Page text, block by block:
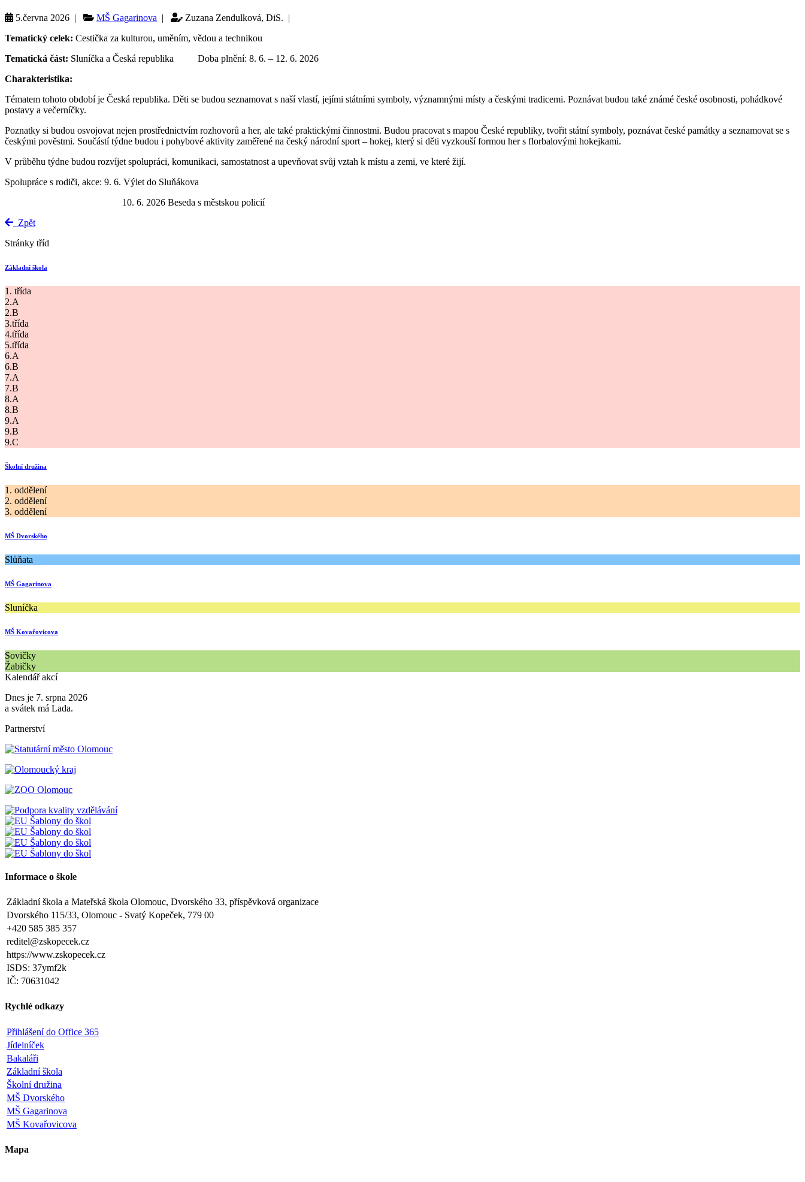
5.června 2026 | MŠ Gagarinova |
Zuzana Zendulková, DiS. |
Tematický celek: Cestička za kulturou, uměním, vědou a technikou
Tematická část: Sluníčka a Česká republika Doba plnění: 8. 6. – 12. 6. 2026
Charakteristika:
Tématem tohoto období je Česká republika. Děti se budou seznamovat s naší vlastí, jejími státními symboly, významnými místy a českými tradicemi. Poznávat budou také známé české osobnosti, pohádkové
postavy a večerníčky.
Poznatky si budou osvojovat nejen prostřednictvím rozhovorů a her, ale také praktickými činnostmi. Budou pracovat s mapou České republiky, tvořit státní symboly, poznávat české památky a seznamovat se s
českými pověstmi. Součástí týdne budou i pohybové aktivity zaměřené na český národní sport – hokej, který si děti vyzkouší formou her s florbalovými hokejkami.
V průběhu týdne budou rozvíjet spolupráci, komunikaci, samostatnost a upevňovat svůj vztah k místu a zemi, ve které žijí.
Spolupráce s rodiči, akce: 9. 6. Výlet do Sluňákova
10. 6. 2026 Beseda s městskou policií
Zpět
Stránky tříd
Základní škola
1. třída
2.A
2.B
3.třída
4.třída
5.třída
6.A
6.B
7.A
7.B
8.A
8.B
9.A
9.B
9.C
Školní družina
1. oddělení
2. oddělení
3. oddělení
MŠ Dvorského
Slůňata
MŠ Gagarinova
Sluníčka
MŠ Kovařovicova
Sovičky
Žabičky
Kalendář akcí
Dnes je 7. srpna 2026
a svátek má Lada.
Partnerství
Informace o škole
Základní škola a Mateřská škola Olomouc, Dvorského 33, příspěvková organizace
Dvorského 115/33, Olomouc - Svatý Kopeček, 779 00
+420 585 385 357
reditel@zskopecek.cz
https://www.zskopecek.cz
ISDS: 37ymf2k
IČ: 70631042
Rychlé odkazy
Přihlášení do Office 365
Jídelníček
Bakaláři
Základní škola
Školní družina
MŠ Dvorského
MŠ Gagarinova
MŠ Kovařovicova
Mapa